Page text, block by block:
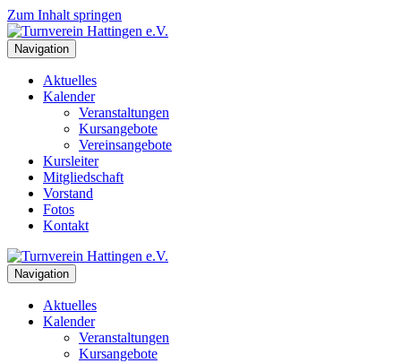
Zum Inhalt springen
Navigation
Aktuelles
Kalender
Veranstaltungen
Kursangebote
Vereinsangebote
Kursleiter
Mitgliedschaft
Vorstand
Fotos
Kontakt
Navigation
Aktuelles
Kalender
Veranstaltungen
Kursangebote